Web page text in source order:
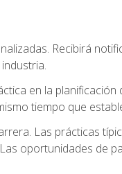
Recibirá
en la
tiempo que
Las prácticas
oportunidades de